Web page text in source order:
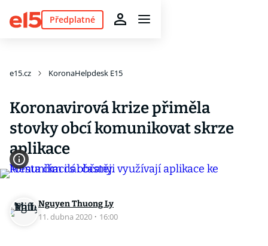
Předplatné
e15.cz KoronaHelpdesk E15
Koronavirová krize přiměla
stovky obcí komunikovat skrze
aplikace
Nguyen Thuong Ly
11. dubna 2020 · 16:00